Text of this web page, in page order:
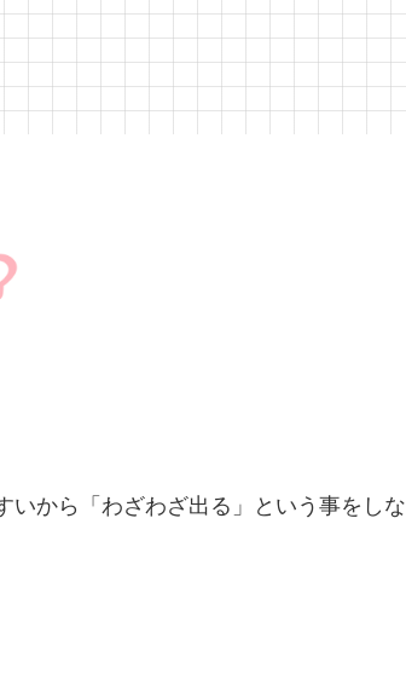
いから「わざわざ出る」という事をしな